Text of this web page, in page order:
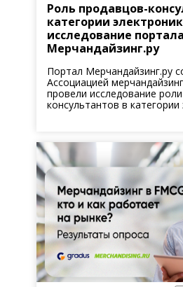
Роль продавцов-
категории
исследование портала
Мерчандайзинг.ру
Портал Мерчандайзинг.ру
Ассоциацией
провели исследование
консультантов в категории